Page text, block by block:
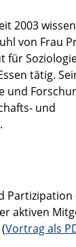
2003
von Frau
für
tätig.
und
und
Partizipation
aktiven
Vortrag als